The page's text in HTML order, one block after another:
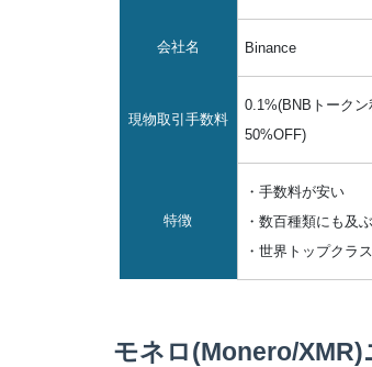
会社名 Binance
現物取引手数料
0.1%(BNBトーク
50%OFF)
特徴
・手数料が安い
・数百種類にも及
・世界トップクラ
モネロ(Monero/XMR)